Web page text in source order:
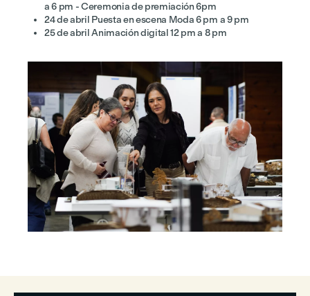
a 6 pm - Ceremonia de premiación 6pm
24 de abril Puesta en escena Moda 6 pm a 9 pm
25 de abril Animación digital 12 pm a 8 pm